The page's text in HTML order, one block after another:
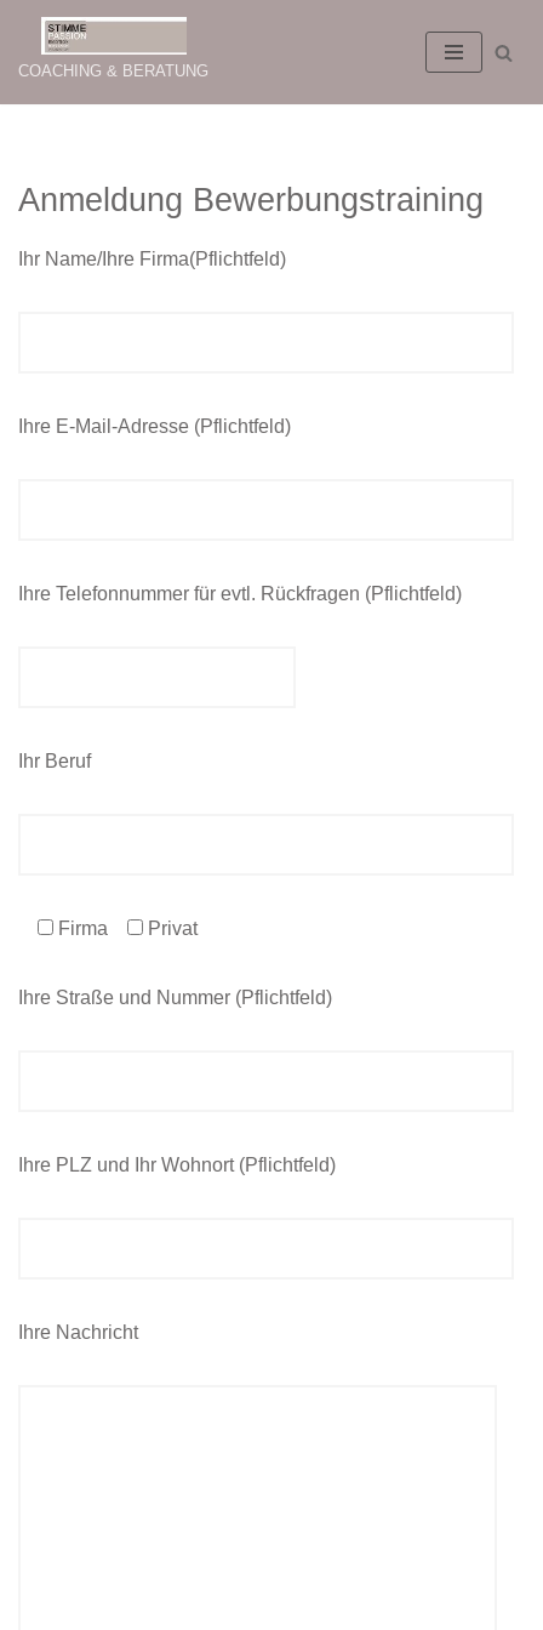
Zum
Inhalt
COACHING & BERATUNG
Anmeldung Bewerbungstraining
Ihr Name/Ihre Firma(Pflichtfeld)
Ihre E-Mail-Adresse (Pflichtfeld)
Ihre Telefonnummer für evtl. Rückfragen (Pflichtfeld)
Ihr Beruf
Firma Privat
Ihre Straße und Nummer (Pflichtfeld)
Ihre PLZ und Ihr Wohnort (Pflichtfeld)
Ihre Nachricht